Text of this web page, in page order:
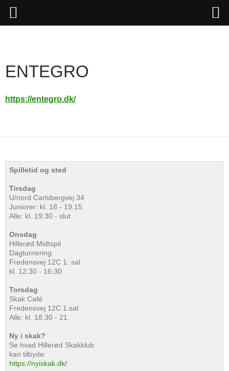
ENTEGRO
https://entegro.dk/
Spilletid og sted
Tirsdag
U/nord Carlsbergvej 34
Juniorer: kl. 18 - 19.15
Alle: kl. 19.30 - slut
Onsdag
Hillerød Midtspil
Dagturnering
Fredensvej 12C 1. sal
kl. 12:30 - 16:30
Torsdag
Skak Café
Fredensvej 12C 1.sal
Alle: kl. 18.30 - 21
Ny i skak?
Se hvad Hillerød Skakklub
kan tilbyde:
https://nyiskak.dk/